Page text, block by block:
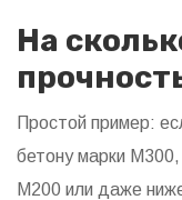
На
Простой пример:
бетону марки
М200 или даже